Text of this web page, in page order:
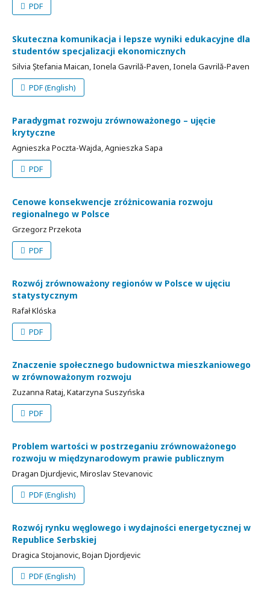
PDF
Skuteczna komunikacja i lepsze wyniki edukacyjne dla
studentów specjalizacji ekonomicznych
Silvia Ștefania Maican, Ionela Gavrilă-Paven, Ionela Gavrilă-Paven
PDF (English)
Paradygmat rozwoju zrównoważonego – ujęcie
krytyczne
Agnieszka Poczta-Wajda, Agnieszka Sapa
PDF
Cenowe konsekwencje zróżnicowania rozwoju
regionalnego w Polsce
Grzegorz Przekota
PDF
Rozwój zrównoważony regionów w Polsce w ujęciu
statystycznym
Rafał Klóska
PDF
Znaczenie społecznego budownictwa mieszkaniowego
w zrównoważonym rozwoju
Zuzanna Rataj, Katarzyna Suszyńska
PDF
Problem wartości w postrzeganiu zrównoważonego
rozwoju w międzynarodowym prawie publicznym
Dragan Djurdjevic, Miroslav Stevanovic
PDF (English)
Rozwój rynku węglowego i wydajności energetycznej w
Republice Serbskiej
Dragica Stojanovic, Bojan Djordjevic
PDF (English)